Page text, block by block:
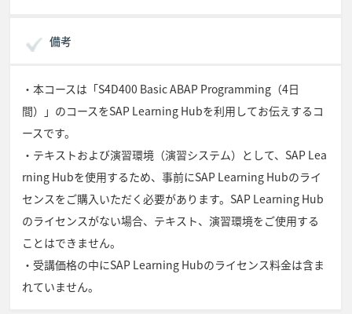
備考
・本コースは「S4D400 Basic ABAP Programming（4日
間）」のコースをSAP Learning Hubを利用してお伝えするコ
ースです。
・テキストおよび演習環境（演習システム）として、SAP Lea
rning Hubを使用するため、事前にSAP Learning Hubのライ
センスをご購入いただく必要があります。SAP Learning Hub
のライセンスがない場合、テキスト、演習環境をご使用する
ことはできません。
・受講価格の中にSAP Learning Hubのライセンス料金は含ま
れていません。